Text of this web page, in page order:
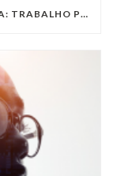
ENCONTRANDO A FÓRMULA PERFEITA: TRABALHO PRESENCIAL, HOME OFFICE OU TRABALHO HÍBRIDO?